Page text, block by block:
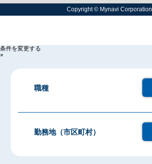
Copyright © Mynavi Corporation
条件を変更する
×
職種
勤務地（市区町村）